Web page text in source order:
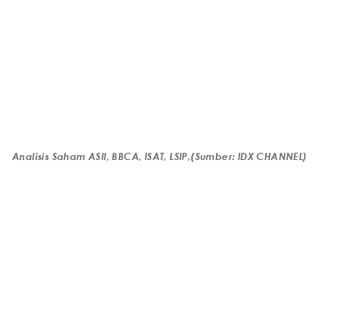
Analisis Saham ASII, BBCA, ISAT, LSIP,(Sumber: IDX CHANNEL)